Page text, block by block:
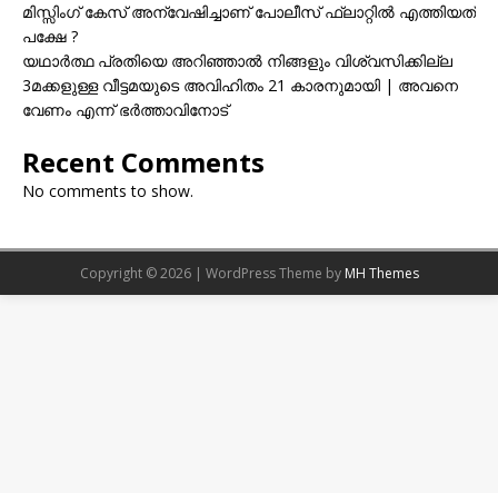
മിസ്സിംഗ് കേസ് അന്വേഷിച്ചാണ് പോലീസ് ഫ്ലാറ്റിൽ എത്തിയത്
പക്ഷേ ?
യഥാർത്ഥ പ്രതിയെ അറിഞ്ഞാൽ നിങ്ങളും വിശ്വസിക്കില്ല
3മക്കളുള്ള വീട്ടമയുടെ അവിഹിതം 21 കാരനുമായി | അവനെ
വേണം എന്ന് ഭർത്താവിനോട്
Recent Comments
No comments to show.
Copyright © 2026 | WordPress Theme by MH Themes